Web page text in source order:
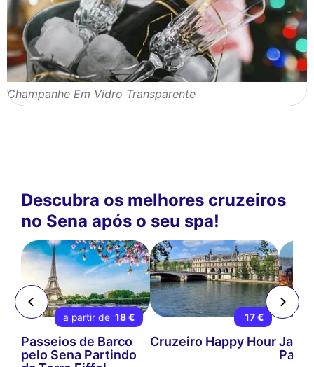
Champanhe Em Vidro Transparente
Descubra os melhores cruzeiros
no Sena após o seu spa!
a partir de 18 €
Passeios de Barco
pelo Sena Partindo
17 €
Cruzeiro Happy Hour
Paris